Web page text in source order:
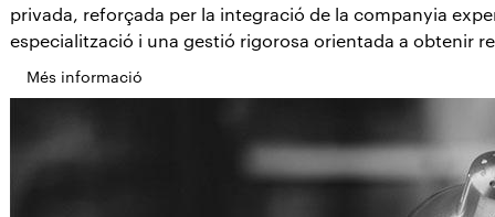
privada, reforçada per la integració de la companyia
especialització i una gestió rigorosa orientada a obtenir
Més informació